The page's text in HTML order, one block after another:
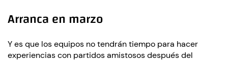
Arranca en marzo
Y es que los equipos no tendrán tiempo para hacer
experiencias con partidos amistosos después del